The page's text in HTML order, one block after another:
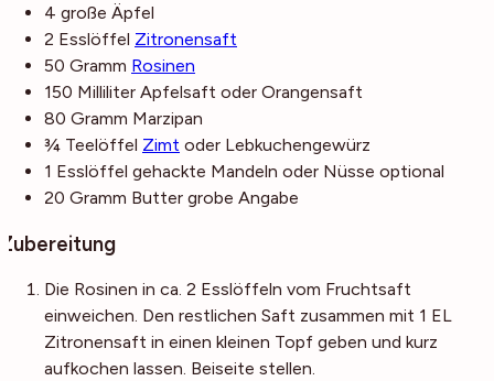
4 große Äpfel
2 Esslöffel Zitronensaft
50 Gramm Rosinen
150 Milliliter Apfelsaft oder Orangensaft
80 Gramm Marzipan
¾ Teelöffel Zimt oder Lebkuchengewürz
1 Esslöffel gehackte Mandeln oder Nüsse optional
20 Gramm Butter grobe Angabe
Zubereitung
Die Rosinen in ca. 2 Esslöffeln vom Fruchtsaft
einweichen. Den restlichen Saft zusammen mit 1 EL
Zitronensaft in einen kleinen Topf geben und kurz
aufkochen lassen. Beiseite stellen.